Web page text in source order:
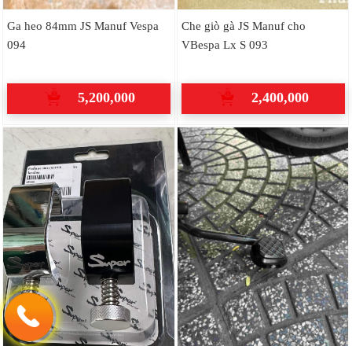
Ga heo 84mm JS Manuf Vespa
094
5,200,000
Che giò gà JS Manuf cho
VBespa Lx S 093
2,400,000